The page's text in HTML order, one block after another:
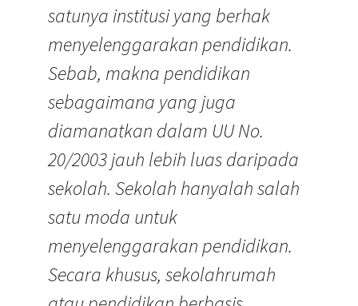
satunya institusi yang berhak
menyelenggarakan pendidikan.
Sebab, makna pendidikan
sebagaimana yang juga
diamanatkan dalam UU No.
20/2003 jauh lebih luas daripada
sekolah. Sekolah hanyalah salah
satu moda untuk
menyelenggarakan pendidikan.
Secara khusus, sekolahrumah